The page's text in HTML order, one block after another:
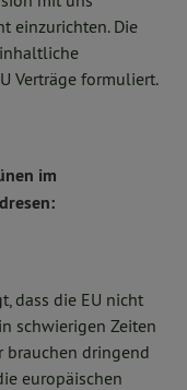
einzurichten. Die
Verträge formuliert.
im
dass die EU nicht
schwierigen Zeiten
brauchen dringend
europäischen